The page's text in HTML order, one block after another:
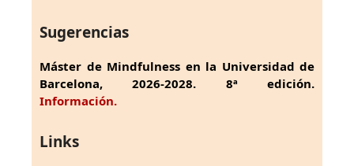
Sugerencias
Máster de Mindfulness en la Universidad de
Barcelona, 2026-2028. 8ª edición.
Información.
Links